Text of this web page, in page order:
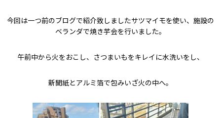
今回は一つ前のブログで紹介致しましたサツマイモを使い、施設の
ベランダで焼き芋会を行いました。
午前中から火をおこし、さつまいもをキレイに水洗いをし、
新聞紙とアルミ箔で包みいざ火の中へ。